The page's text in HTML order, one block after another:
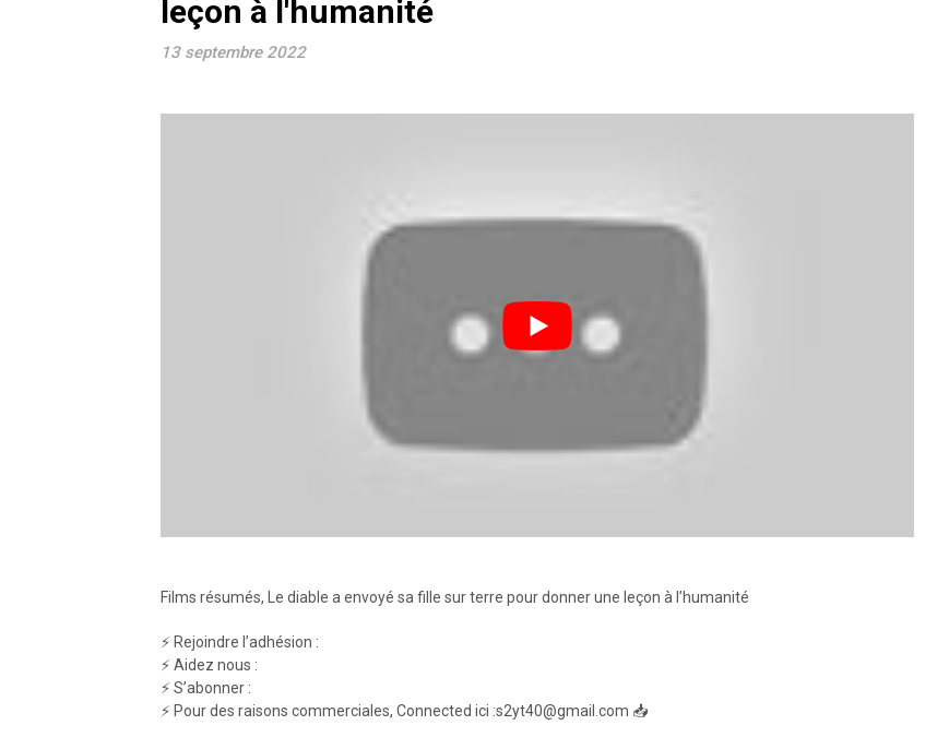
leçon à l'humanité
13 septembre 2022
Films résumés, Le diable a envoyé sa fille sur terre pour donner une leçon à l’humanité
⚡ Rejoindre l’adhésion :
⚡ Aidez nous :
⚡ S’abonner :
⚡ Pour des raisons commerciales, Connected ici :s2yt40@gmail.com 📥